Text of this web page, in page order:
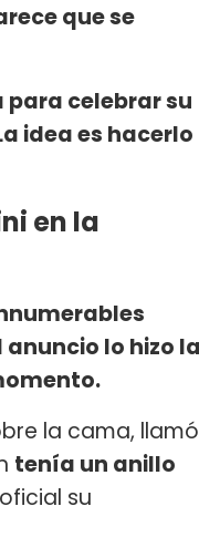
que se
celebrar su
idea es hacerlo
en la
lo hizo
la cama, llamó
tenía un anillo
su